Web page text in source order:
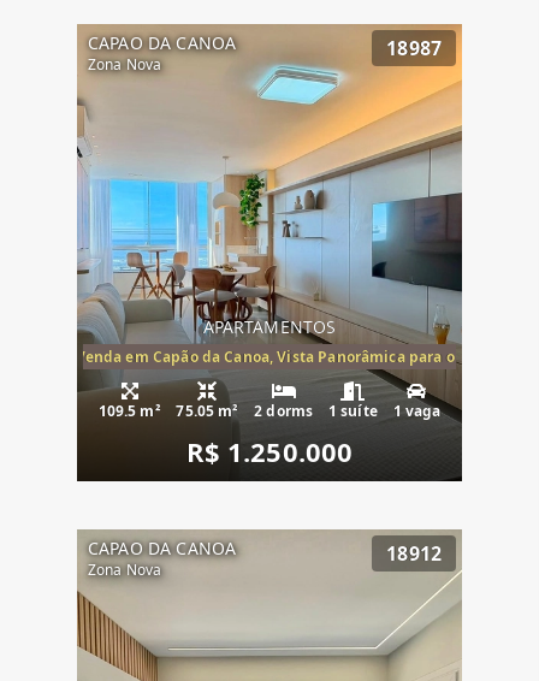
CAPAO DA CANOA
Zona Nova
18987
APARTAMENTOS
Mar à Venda em Capão da Canoa, Vista Panorâmica para o Mar, 2
109.5 m² 75.05 m² 2 dorms 1 suíte 1 vaga
R$ 1.250.000
CAPAO DA CANOA
Zona Nova
18912